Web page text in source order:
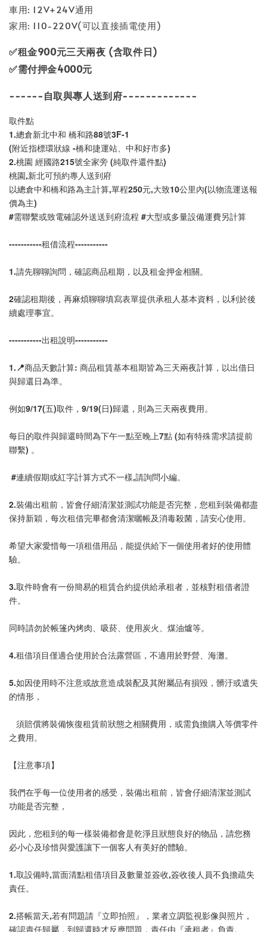
車用: 12V+24V通用
家用: 110-220V(可以直接插電使用)
✅租金900元三天兩夜 (含取件日)
✅需付押金4000元
------自取與專人送到府-------------
取件點
1.總倉新北中和 橋和路88號3F-1
(附近指標環狀線 -橋和捷運站、中和好市多)
2.桃園 經國路215號全家旁 (純取件還件點)
桃園,新北可預約專人送到府
以總倉中和橋和路為主計算,單程250元,大致10公里內(以物流運送報
價為主)
#需聯繫或致電確認外送送到府流程 #大型或多量設備運費另計算
-----------租借流程-----------
1.請先聊聊詢問，確認商品租期，以及租金押金相關。
2確認租期後，再麻煩聊聊填寫表單提供承租人基本資料，以利於後
續處理事宜。
-----------出租說明-----------
1.📍商品天數計算: 商品租賃基本租期皆為三天兩夜計算，以出借日
與歸還日為準。
例如9/17(五)取件，9/19(日)歸還，則為三天兩夜費用。
每日的取件與歸還時間為下午一點至晚上7點 (如有特殊需求請提前
聯繫) 。
#連續假期或紅字計算方式不一樣,請詢問小編。
2.裝備出租前，皆會仔細清潔並測試功能是否完整，您租到裝備都盡
保持新穎，每次租借完畢都會清潔曬帳及消毒殺菌，請安心使用。
希望大家愛惜每一項租借用品，能提供給下一個使用者好的使用體
驗。
3.取件時會有一份簡易的租賃合約提供給承租者，並核對租借者證
件。
同時請勿於帳篷內烤肉、吸菸、使用炭火、煤油爐等。
4.租借項目僅適合使用於合法露營區，不適用於野營、海灘。
5.如因使用時不注意或故意造成裝配及其附屬品有損毀，髒汙或遺失
的情形，
須賠償將裝備恢復租賃前狀態之相關費用，或需負擔購入等價零件
之費用。
【注意事項】
我們在乎每一位使用者的感受，裝備出租前，皆會仔細清潔並測試
功能是否完整，
因此，您租到的每一樣裝備都會是乾淨且狀態良好的物品，請您務
必小心及珍惜與愛護讓下一個客人有美好的體驗。
1.取設備時,當面清點租借項目及數量並簽收,簽收後人員不負擔疏失
責任。
2.搭帳當天,若有問題請『立即拍照』，業者立調監視影像與照片，
確認責任歸屬，到歸還時才反應問題，責任由『承租者』負責。